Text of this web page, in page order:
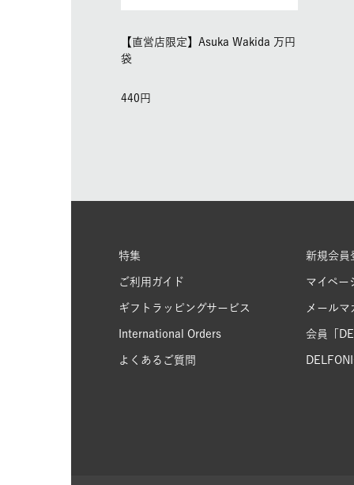
【直営店限定】Asuka Wakida 万円
袋
440
特集
ご利用ガイド
ギフトラッピングサービス
International Orders
よくあるご質問
新規会員
マイペー
メールマ
会員「